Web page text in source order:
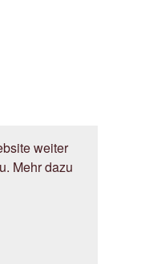
weiter
Mehr dazu